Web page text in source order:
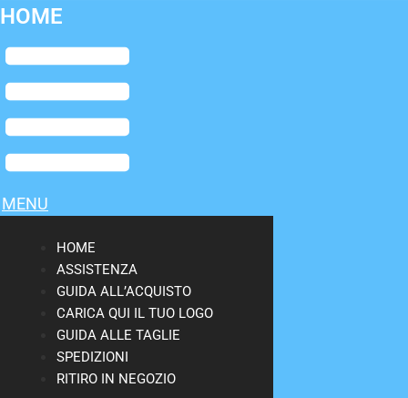
HOME
Flyout
Menu
MENU
HOME
ASSISTENZA
GUIDA ALL’ACQUISTO
CARICA QUI IL TUO LOGO
GUIDA ALLE TAGLIE
SPEDIZIONI
RITIRO IN NEGOZIO